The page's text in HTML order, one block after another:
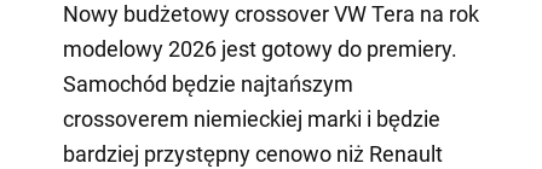
Nowy budżetowy crossover VW Tera na rok
modelowy 2026 jest gotowy do premiery.
Samochód będzie najtańszym
crossoverem niemieckiej marki i będzie
bardziej przystępny cenowo niż Renault